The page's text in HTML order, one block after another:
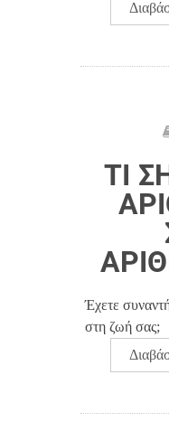
ΤΙ
Έχετε
στη ζωή σας;